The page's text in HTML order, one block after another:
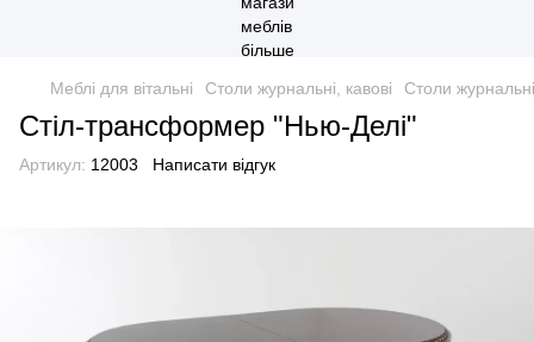
Меблі для вітальні Столи журнальні, кавові Столи
Стіл-трансформер "Нью-Делі"
Артикул: 12003 Написати відгук